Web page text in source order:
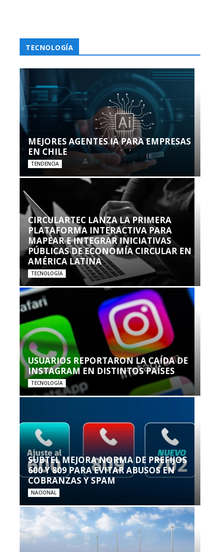
TECNOLOGÍA
MEJORES AGENTES IA PARA EMPRESAS
EN CHILE
TENDENCIA
CIRCULARTEC LANZA LA PRIMERA
PLATAFORMA INTERACTIVA PARA
MAPEAR E INTEGRAR INICIATIVAS
PÚBLICAS DE ECONOMÍA CIRCULAR EN
AMÉRICA LATINA
TECNOLOGÍA
USUARIOS REPORTARON LA CAÍDA DE
INSTAGRAM EN DISTINTOS PAÍSES
TECNOLOGÍA
SUBTEL MEJORA NORMA DE PREFIJOS
600 Y 809 PARA EVITAR ABUSOS EN
COBRANZAS Y SPAM
NACIONAL